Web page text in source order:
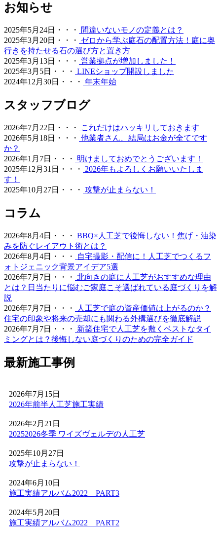
ありません。常に清潔で美しい状態を保つための簡単なコ
ツについても、お引き渡し時に専門スタッフが丁寧にお伝
えしております。忙しい現代人にとって、お庭を「維持す
るための作業場」から「心からくつろげるリラックススペ
ース」へ変えることは、生活の質を大きく向上させます。
管理の負担を減らし、ゆとりある時間をご提案いたしま
す。
2026.6.18
愛犬やペットと暮らすご家庭には、クッション性と清潔さ
を両立した人工芝が非常におすすめです。ベランダや屋
上、お庭の一部に敷くことで、足腰への負担を軽減しつ
つ、雨の日でも手足を汚さずに遊べる専用ドッグランが完
成します。当社の人工芝は高密度で耐久性が高いため、大
型犬が走り回っても簡単にはへたりません。防臭対策や、
排泄物があった際の清掃のしやすさについても、飼い主様
の飼育状況に合わせた最適なプランをご提案させていただ
きます。ペットも家族の一員として、ストレスなく自由に
動き回れる健康的な住環境を一緒に形にしていきましょ
「人工芝はプラスチック感が強くて安っぽい」という古い
イメージをお持ちの方こそ、ぜひ当社の製品を手に取って
みてください。最新のモデルは複数の色を混生させ、葉の
向きやツヤまで計算されており、驚くほど自然な風合いで
す。一度敷けば10年以上にわたり美しい景観を維持でき、
資産価値の維持にも貢献します。お仕事や育児、家事で忙
しく、お庭の手入れに十分な時間を割けない皆様へ、手間
いらずで上質な暮らしをご提案いたします。住宅街でも、
お隣への枯れ葉の飛散を防ぐ対策として人工芝を選ばれる
方が増えています。機能性と美観を両立させましょう。
プロスポーツの現場でも選ばれる信頼の品質が当社の自慢
大規模施設、さらには本格的なテニスコートなど、激しい
動きと高い摩擦が求められる場所にもワイズヴェルデの人
工芝は導入されています。この高い耐久性と、日常的なメ
ンテナンスのしやすさは、広い敷地を管理される法人様や
自治体様からも高く評価されています。摩耗に強く、長期
ーツ施設のリニューアルやフットサルコートの新設もぜひ
ご相談ください。プロ基準の品質を一般のご家庭にもお届
2026.5.28
人工芝の技術革新により、現在では天然芝と見分けがつか
ないほどの美しさとリアルな質感が実現されています。一
年中鮮やかな緑を保てるため、景観を重視する個人宅の主
お知らせ
2025年5月24日・・・
間違いないモノの定義とは？
2025年3月20日・・・
ゼロから学ぶ庭石の配置方法！庭に奥
行きを持たせる石の選び方と置き方
2025年3月13日・・・ 営業拠点が増加しました！
2025年3月5日・・・ LINEショップ開設しました
2024年12月30日・・・ 年末年始
スタッフブログ
2026年7月22日・・・
これだけはハッキリしておきます
2026年5月18日・・・ 他業者さん、結局はお金が全てです
か？
2026年1月7日・・・
明けましておめでとうございます！
2025年12月31日・・・
2026年もよろしくお願いいたしま
す！
2025年10月27日・・・ 攻撃が止まらない！
コラム
2026年8月4日・・・ BBQ×人工芝で後悔しない！焦げ・油染
みを防ぐレイアウト術とは？
2026年8月4日・・・
自宅撮影・配信に！人工芝でつくるフ
ォトジェニック背景アイデア5選
2026年7月7日・・・ 北向きの庭に人工芝がおすすめな理由
とは？日当たりに悩むご家庭こそ選ばれている庭づくりを解
説
2026年7月7日・・・
人工芝で庭の資産価値は上がるのか？
住宅の印象や将来の売却にも関わる外構選びを徹底解説
2026年7月7日・・・
新築住宅で人工芝を敷くベストなタイ
ミングとは？後悔しない庭づくりのための完全ガイド
最新施工事例
2026年7月15日
2026年前半人工芝施工実績
2026年2月21日
20252026冬季 ワイズヴェルデの人工芝
2025年10月27日
攻撃が止まらない！
2024年6月10日
施工実績アルバム2022 PART3
2024年5月20日
施工実績アルバム2022 PART2